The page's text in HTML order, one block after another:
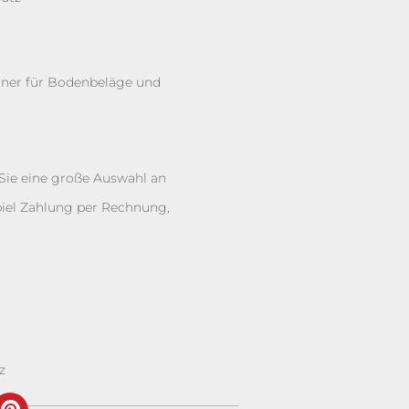
für Bodenbeläge und
eine große Auswahl an
Zahlung per Rechnung,